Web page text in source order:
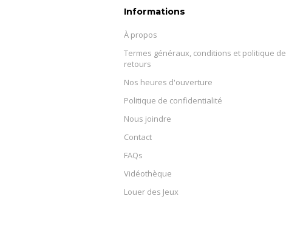
Informations
À propos
Termes généraux, conditions et politique de
retours
Nos heures d'ouverture
Politique de confidentialité
Nous joindre
Contact
FAQs
Vidéothèque
Louer des Jeux